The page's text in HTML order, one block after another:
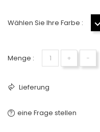
Wählen Sie Ihre Farbe :
Menge : + −
Lieferung
eine Frage stellen